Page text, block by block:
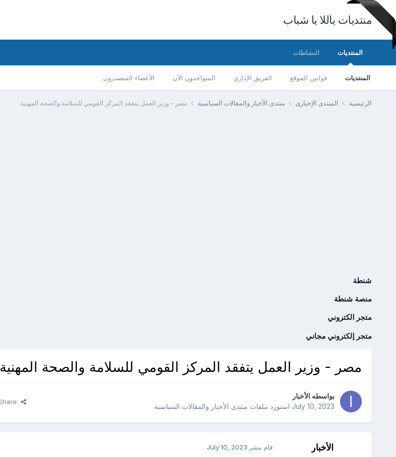
منتديات ياللا يا شباب
المنتديات
المنتديات قوانين الموقع الفريق الإداري المتواجدون الآن الأعضاء المتصدرون
النشاطات
الرئيسية المنتدى الإخبارى منتدى الأخبار والمقالات السياسية مصر - وزير العمل يتفقد المركز القومي للسلامة والصحة المهنية
شنطة
منصة شنطة
متجر الكتروني
متجر إلكتروني مجاني
مصر - وزير العمل يتفقد المركز القومي للسلامة والصحة المهنية
بواسطه الأخبار
July 10, 2023استورد ملفات منتدى الأخبار والمقالات السياسية
Share
الأخبار قام بنشر July 10, 2023